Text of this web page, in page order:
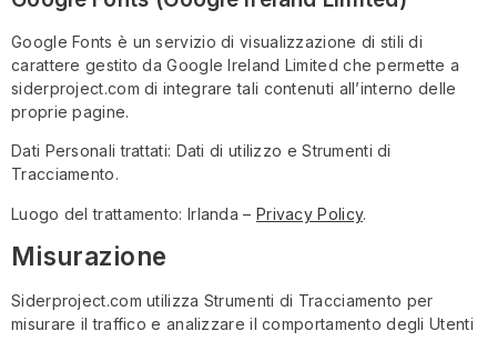
Google Fonts è un servizio di visualizzazione di stili di
carattere gestito da Google Ireland Limited che permette a
siderproject.com di integrare tali contenuti all’interno delle
proprie pagine.
Dati Personali trattati: Dati di utilizzo e Strumenti di
Tracciamento.
Luogo del trattamento: Irlanda – Privacy Policy.
Misurazione
Siderproject.com utilizza Strumenti di Tracciamento per
misurare il traffico e analizzare il comportamento degli Utenti